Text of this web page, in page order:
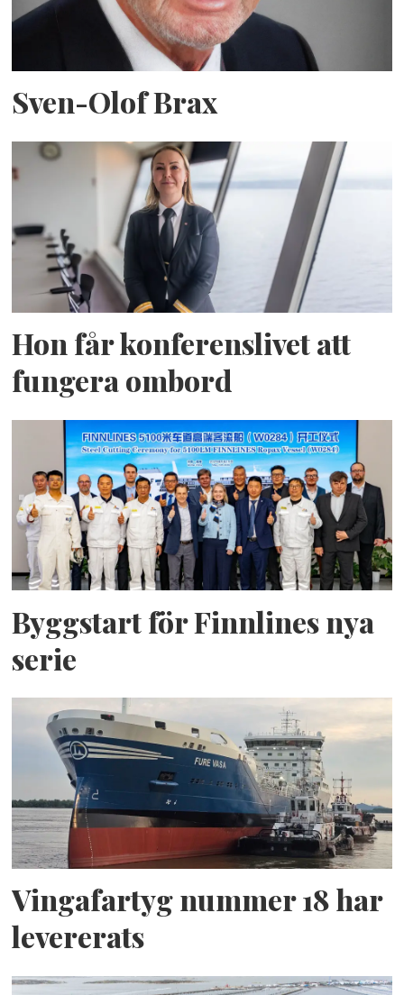
Sven-Olof Brax
Hon får konferenslivet att
fungera ombord
Byggstart för Finnlines nya
serie
Vingafartyg nummer 18 har
levererats